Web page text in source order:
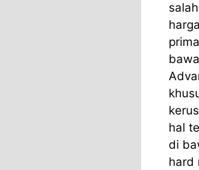
hal
di
hard